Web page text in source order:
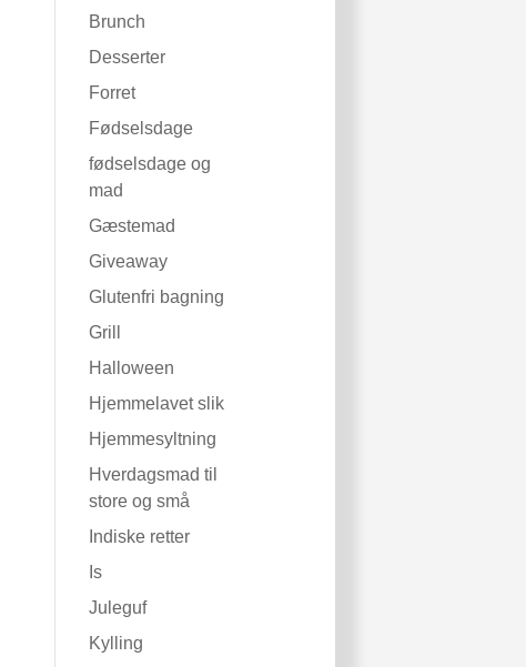
Brunch
Desserter
Forret
Fødselsdage
fødselsdage og
mad
Gæstemad
Giveaway
Glutenfri bagning
Grill
Halloween
Hjemmelavet slik
Hjemmesyltning
Hverdagsmad til
store og små
Indiske retter
Is
Juleguf
Kylling